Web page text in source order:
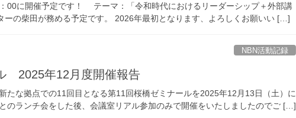
00に開催予定です！ テーマ：「令和時代におけるリーダーシップ＋外部講
ーの柴田が務める予定です。 2026年最初となります、よろしくお願いい […]
NBN活動記録
2025年12月度開催報告
たな拠点での11回目となる第11回桜橋ゼミナールを2025年12月13日（土）に
のランチ会をした後、会議室リアル参加のみで開催をいたしましたのでご […]